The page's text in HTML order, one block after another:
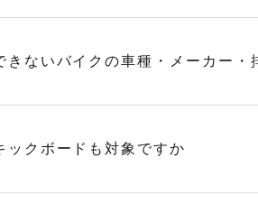
きないバイクの車種・メーカー・
ックボードも対象ですか